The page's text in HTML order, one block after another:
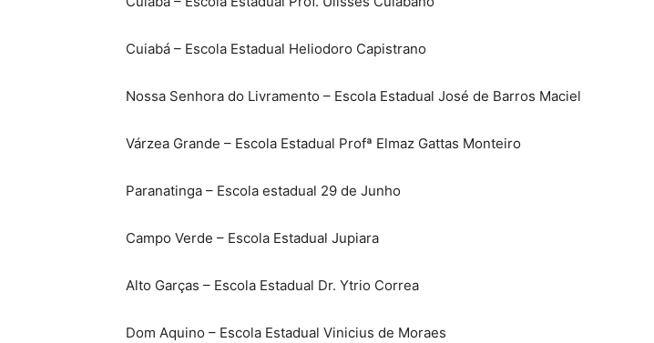
Cuiabá – Escola Estadual Heliodoro Capistrano
Nossa Senhora do Livramento – Escola Estadual José de Barros Maciel
Várzea Grande – Escola Estadual Profª Elmaz Gattas Monteiro
Paranatinga – Escola estadual 29 de Junho
Campo Verde – Escola Estadual Jupiara
Alto Garças – Escola Estadual Dr. Ytrio Correa
Dom Aquino – Escola Estadual Vinicius de Moraes